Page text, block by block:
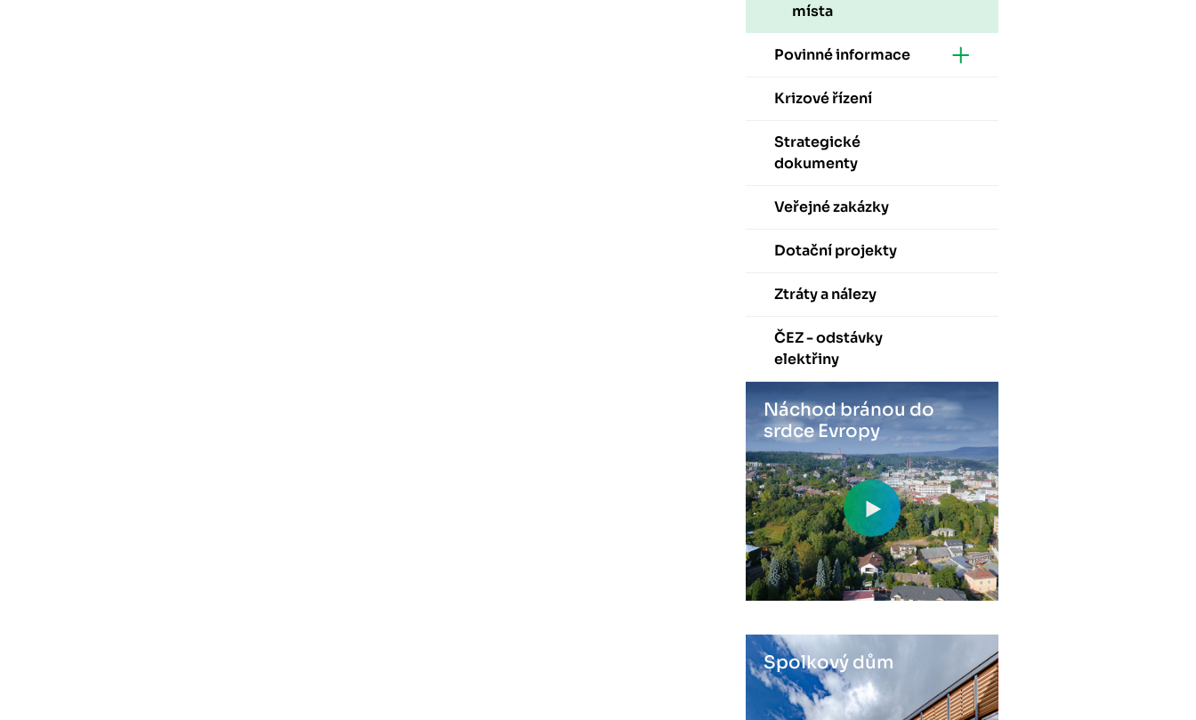
místa
Povinné informace
Krizové řízení
Strategické
dokumenty
Veřejné zakázky
Dotační projekty
Ztráty a nálezy
ČEZ - odstávky
elektřiny
Náchod bránou do
srdce Evropy
Spolkový dům